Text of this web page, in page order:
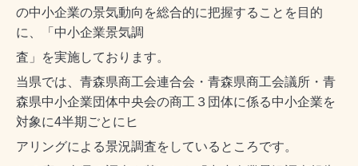
の中小企業の景気動向を総合的に把握することを目的
に、
「中小企業景気調
査」を実施しております。
当県では、青森県商工会連合会・青森県商工会議所・青
森県中小企業団体中央会の商工３団体に係る中小企業を
対象に4半期ごとにヒ
アリングによる景況調査をしているところです。